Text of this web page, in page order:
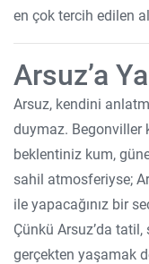
en çok tercih edilen
Arsuz’a
Arsuz, kendini
duymaz. Begonviller
beklentiniz kum,
sahil atmosferiyse;
ile yapacağınız bir
Çünkü Arsuz’da
gerçekten yaşamak